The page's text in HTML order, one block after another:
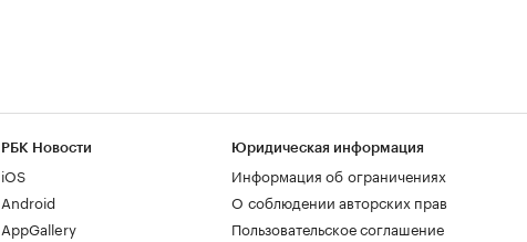
РБК Новости
iOS
Android
AppGallery
Юридическая информация
Информация об ограничениях
О соблюдении авторских прав
Пользовательское соглашение